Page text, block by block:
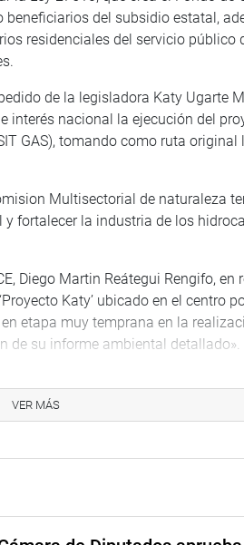
beneficiarios del subsidio estatal,
residenciales del servicio público
de la legisladora Katy Ugarte
interés nacional la ejecución del
GAS), tomando como ruta original
Multisectorial de naturaleza
fortalecer la industria de los
Diego Martin Reátegui Rengifo, en
Katy’ ubicado en el centro
etapa muy temprana en la
de su informe ambiental detallado».
porque tienen concesionado 700
inquilinos en nuestro propio
no permite nuestro crecimiento.
en nuestro propio territorio»,
VER MÁS